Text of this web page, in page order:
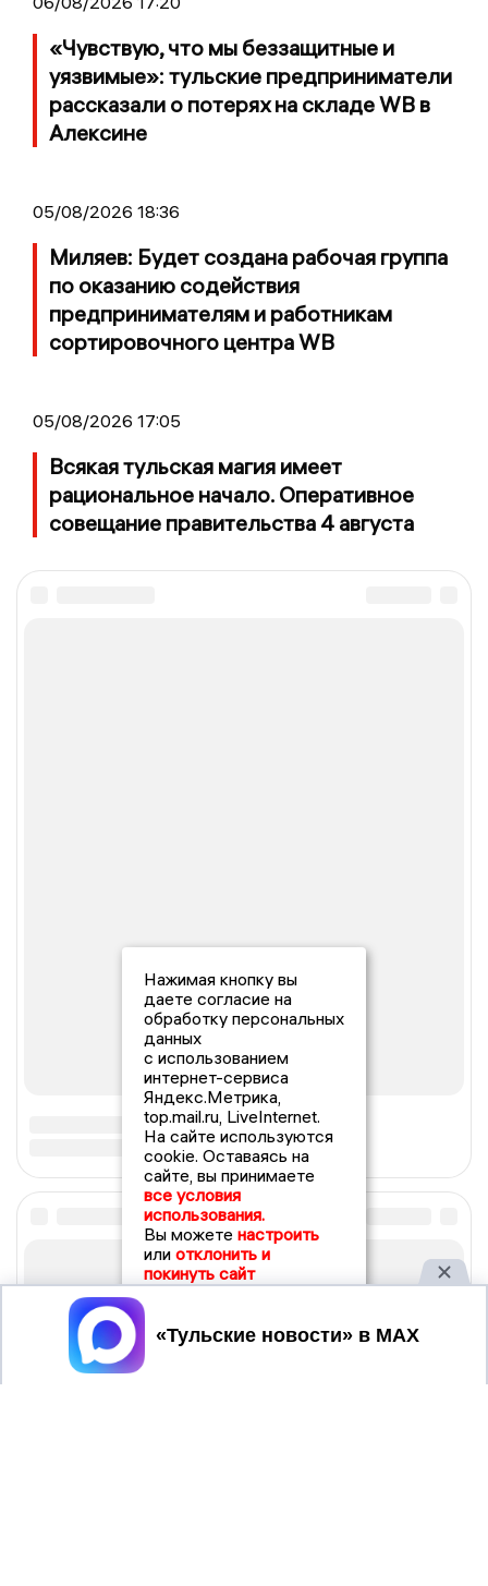
«Чувствую, что мы беззащитные и
уязвимые»: тульские предприниматели
рассказали о потерях на складе WB в
Алексине
05/08/2026 18:36
Миляев: Будет создана рабочая группа
по оказанию содействия
предпринимателям и работникам
сортировочного центра WB
05/08/2026 17:05
Всякая тульская магия имеет
рациональное начало. Оперативное
совещание правительства 4 августа
Нажимая кнопку вы
даете согласие на
обработку персональных
данных
с использованием
интернет-сервиса
Яндекс.Метрика,
top.mail.ru, LiveInternet.
На сайте используются
cookie. Оставаясь на
сайте, вы принимаете
все условия
использования.
Вы можете настроить
или отклонить и
покинуть сайт
Принять